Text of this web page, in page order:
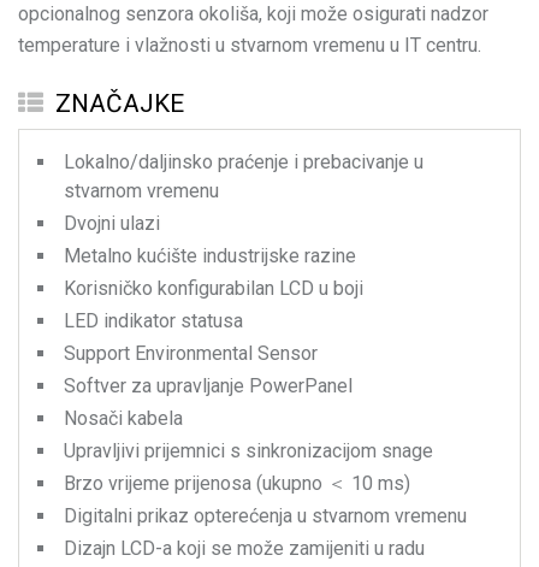
opcionalnog senzora okoliša, koji može osigurati nadzor
temperature i vlažnosti u stvarnom vremenu u IT centru.
ZNAČAJKE
Lokalno/daljinsko praćenje i prebacivanje u
stvarnom vremenu
Dvojni ulazi
Metalno kućište industrijske razine
Korisničko konfigurabilan LCD u boji
LED indikator statusa
Support Environmental Sensor
Softver za upravljanje PowerPanel
Nosači kabela
Upravljivi prijemnici s sinkronizacijom snage
Brzo vrijeme prijenosa (ukupno ＜ 10 ms)
Digitalni prikaz opterećenja u stvarnom vremenu
Dizajn LCD-a koji se može zamijeniti u radu